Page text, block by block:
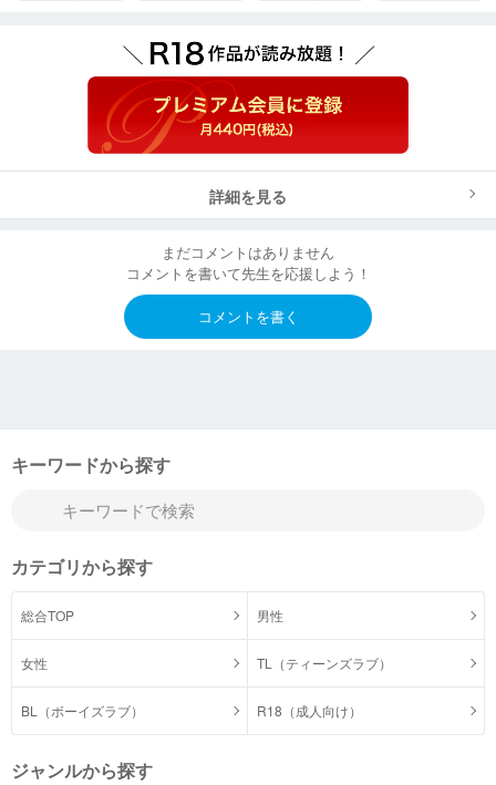
詳細を見る
まだコメントはありません
コメントを書いて先生を応援しよう！
コメントを書く
キーワードから探す
カテゴリから探す
総合TOP 男性
女性 TL（ティーンズラブ）
BL（ボーイズラブ） R18（成人向け）
ジャンルから探す